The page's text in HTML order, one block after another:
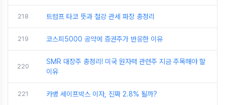
218 트럼프 타코 뜻과 철강 관세 파장 총정리
219 코스피5000 공약에 증권주가 반응한 이유
220
SMR 대장주 총정리! 미국 원자력 관련주 지금 주목해야 할
이유
221 카뱅 세이프박스 이자, 진짜 2.8% 될까?